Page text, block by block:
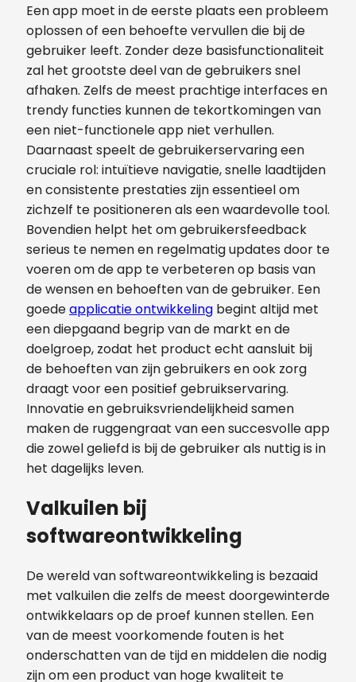
Een app moet in de eerste plaats een probleem
oplossen of een behoefte vervullen die bij de
gebruiker leeft. Zonder deze basisfunctionaliteit
zal het grootste deel van de gebruikers snel
afhaken. Zelfs de meest prachtige interfaces en
trendy functies kunnen de tekortkomingen van
een niet-functionele app niet verhullen.
Daarnaast speelt de gebruikerservaring een
cruciale rol: intuïtieve navigatie, snelle laadtijden
en consistente prestaties zijn essentieel om
zichzelf te positioneren als een waardevolle tool.
Bovendien helpt het om gebruikersfeedback
serieus te nemen en regelmatig updates door te
voeren om de app te verbeteren op basis van
de wensen en behoeften van de gebruiker. Een
goedeapplicatie ontwikkeling begint altijd met
een diepgaand begrip van de markt en de
doelgroep, zodat het product echt aansluit bij
de behoeften van zijn gebruikers en ook zorg
draagt voor een positief gebruikservaring.
Innovatie en gebruiksvriendelijkheid samen
maken de ruggengraat van een succesvolle app
die zowel geliefd is bij de gebruiker als nuttig is in
het dagelijks leven.
Valkuilen bij
softwareontwikkeling
De wereld van softwareontwikkeling is bezaaid
met valkuilen die zelfs de meest doorgewinterde
ontwikkelaars op de proef kunnen stellen. Een
van de meest voorkomende fouten is het
onderschatten van de tijd en middelen die nodig
zijn om een product van hoge kwaliteit te